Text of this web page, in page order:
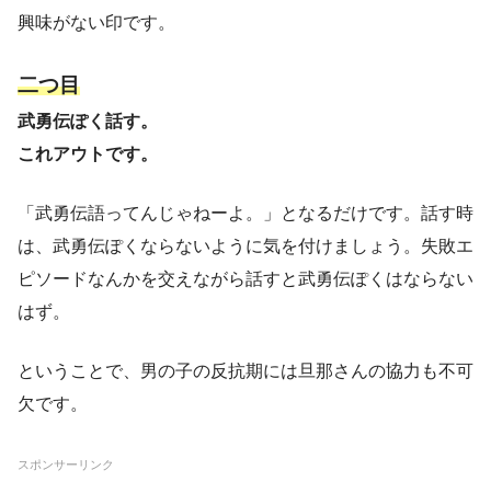
興味がない印です。
二つ目
武勇伝ぽく話す。
これアウトです。
「武勇伝語ってんじゃねーよ。」となるだけです。話す時
は、武勇伝ぽくならないように気を付けましょう。失敗エ
ピソードなんかを交えながら話すと武勇伝ぽくはならない
はず。
ということで、男の子の反抗期には旦那さんの協力も不可
欠です。
スポンサーリンク